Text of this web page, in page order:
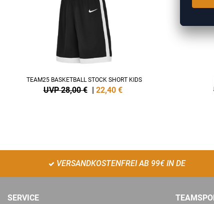
TEAM25 BASKETBALL STOCK SHORT KIDS
UVP 28,00 € | 22,40 €
VERSANDKOSTENFREI AB 99€ IN DE
SERVICE